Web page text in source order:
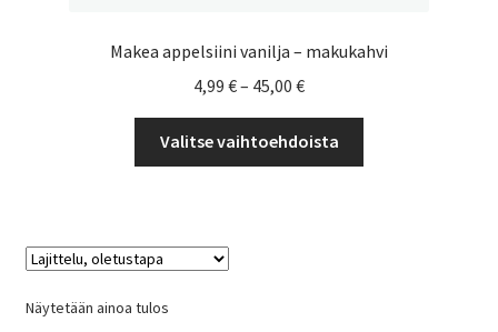
Makea appelsiini vanilja – makukahvi
4,99 €– 45,00 €Hintaluokka:
-
45,00 €
Valitse vaihtoehdoista
Näytetään ainoa tulos